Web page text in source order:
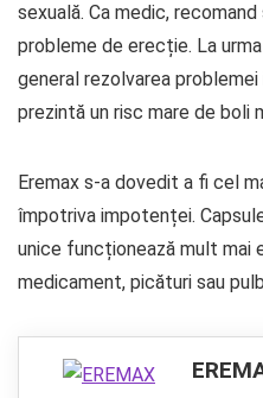
sexuală. Ca medic,
probleme de erecție. La
general rezolvarea
prezintă un risc mare de boli
Eremax s-a dovedit a fi cel
împotriva impotenței.
unice funcționează mult mai
medicament, picături sau